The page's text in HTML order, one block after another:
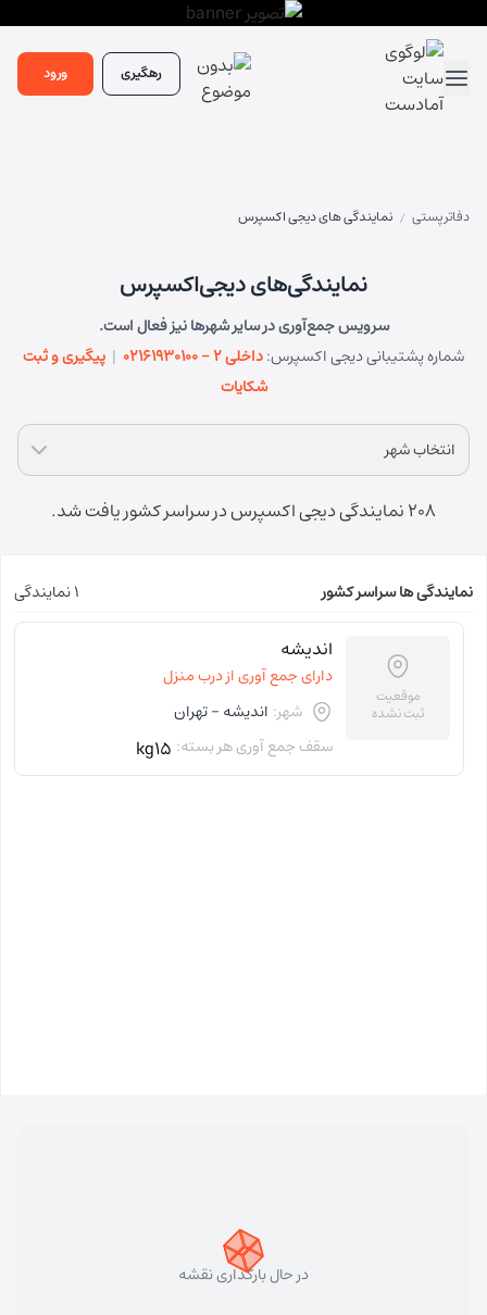
رهگیری ورود
دفاتر پستی / نمایندگی های دیجی اکسپرس
نمایندگی‌های دیجی‌اکسپرس
سرویس جمع‌آوری در سایر شهرها نیز فعال است.
شماره پشتیبانی دیجی اکسپرس:02161930100 - داخلی ۲ | پیگیری و ثبت
شکایات
انتخاب شهر
208 نمایندگی دیجی اکسپرس در سراسر کشور یافت شد.
نمایندگی ها سراسر کشور 1 نمایندگی
موقعیت
ثبت نشده
اندیشه
دارای جمع آوری از درب منزل
شهر: اندیشه - تهران
سقف جمع آوری هر بسته: kg15
در حال بارگذاری نقشه